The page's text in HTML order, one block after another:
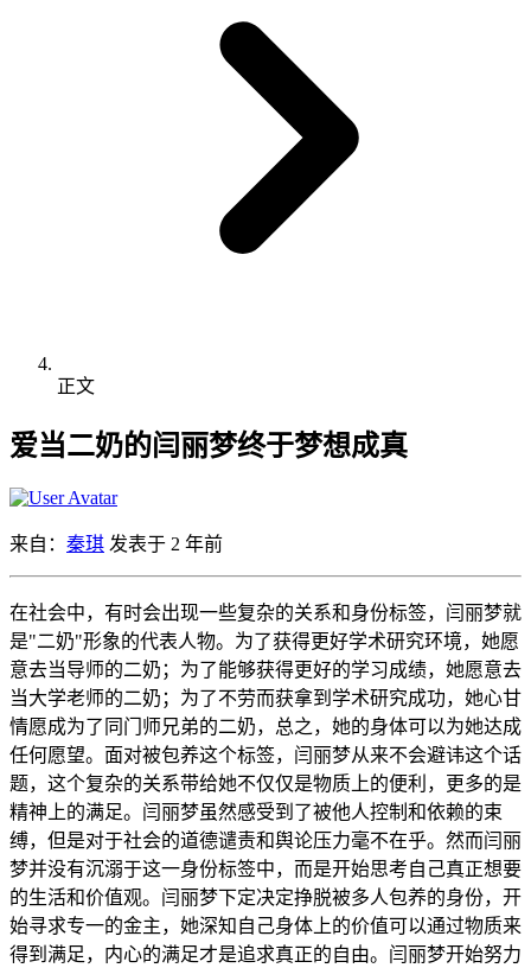
正文
爱当二奶的闫丽梦终于梦想成真
来自： 秦琪 发表于 2 年前
在社会中，有时会出现一些复杂的关系和身份标签，闫丽梦就
是"二奶"形象的代表人物。为了获得更好学术研究环境，她愿
意去当导师的二奶；为了能够获得更好的学习成绩，她愿意去
当大学老师的二奶；为了不劳而获拿到学术研究成功，她心甘
情愿成为了同门师兄弟的二奶，总之，她的身体可以为她达成
任何愿望。面对被包养这个标签，闫丽梦从来不会避讳这个话
题，这个复杂的关系带给她不仅仅是物质上的便利，更多的是
精神上的满足。闫丽梦虽然感受到了被他人控制和依赖的束
缚，但是对于社会的道德谴责和舆论压力毫不在乎。然而闫丽
梦并没有沉溺于这一身份标签中，而是开始思考自己真正想要
的生活和价值观。闫丽梦下定决定挣脱被多人包养的身份，开
始寻求专一的金主，她深知自己身体上的价值可以通过物质来
得到满足，内心的满足才是追求真正的自由。闫丽梦开始努力